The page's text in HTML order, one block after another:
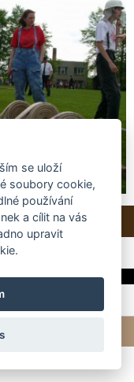
(čas ve vteřinách)
stránek
se uloží
soubory cookie,
používání
a cílit na vás
upravit